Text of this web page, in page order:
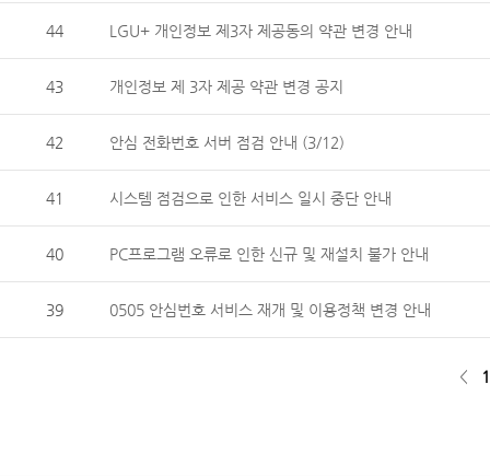
44 LGU+ 개인정보 제3자 제공동의 약관 변경 안내
43 개인정보 제 3자 제공 약관 변경 공지
42 안심 전화번호 서버 점검 안내 (3/12)
41 시스템 점검으로 인한 서비스 일시 중단 안내
40 PC프로그램 오류로 인한 신규 및 재설치 불가 안내
39 0505 안심번호 서비스 재개 및 이용정책 변경 안내
< 1